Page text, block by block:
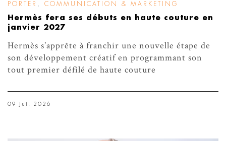
PORTER COMMUNICATION & MARKETING
Hermès fera ses débuts en haute couture en
janvier 2027
Hermès s’apprête à franchir une nouvelle étape de
son développement créatif en programmant son
tout premier défilé de haute couture
09 Jui. 2026